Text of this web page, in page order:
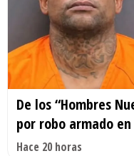
De los “Hombres
por robo armado en
Hace 20 horas